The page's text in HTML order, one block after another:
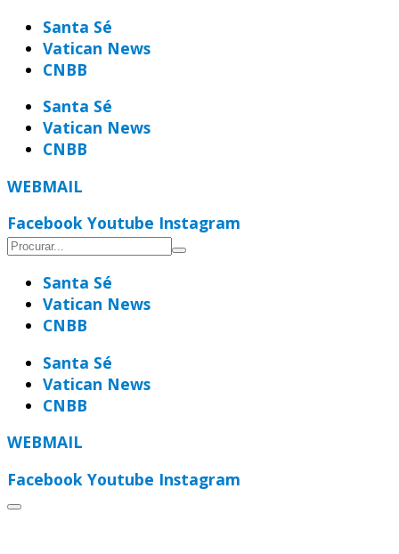
para
Santa Sé
Vatican News
CNBB
Santa Sé
Vatican News
CNBB
WEBMAIL
Facebook Youtube Instagram
Santa Sé
Vatican News
CNBB
Santa Sé
Vatican News
CNBB
WEBMAIL
Facebook Youtube Instagram